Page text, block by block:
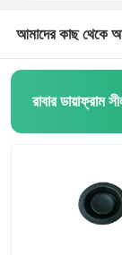
নিম্নচাপ
স্লারি পাইপ প্লাগ
পলিউরেথেন পণ্য
আমাদের কাছ থেকে
রাবার ডায়াফ্রাম